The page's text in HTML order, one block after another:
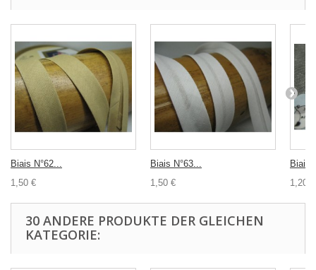
Biais N°62...
1,50 €
Biais N°63...
1,50 €
Biais
1,20 €
30 ANDERE PRODUKTE DER GLEICHEN
KATEGORIE: